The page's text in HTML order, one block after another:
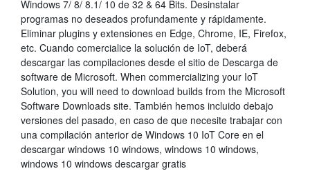
Windows 7/ 8/ 8.1/ 10 de 32 & 64 Bits. Desinstalar
programas no deseados profundamente y rápidamente.
Eliminar plugins y extensiones en Edge, Chrome, IE, Firefox,
etc. Cuando comercialice la solución de IoT, deberá
descargar las compilaciones desde el sitio de Descarga de
software de Microsoft. When commercializing your IoT
Solution, you will need to download builds from the Microsoft
Software Downloads site. También hemos incluido debajo
versiones del pasado, en caso de que necesite trabajar con
una compilación anterior de Windows 10 IoT Core en el
descargar windows 10 windows, windows 10 windows,
windows 10 windows descargar gratis